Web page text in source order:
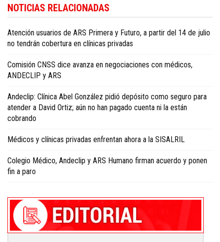
health and living news in English.
NOTICIAS RELACIONADAS
Atención usuarios de ARS Primera y Futuro, a partir del 14 de julio
no tendrán cobertura en clínicas privadas
Comisión CNSS dice avanza en negociaciones con médicos,
ANDECLIP y ARS
Andeclip: Clínica Abel González pidió depósito como seguro para
atender a David Ortiz; aún no han pagado cuenta ni la están
cobrando
Médicos y clínicas privadas enfrentan ahora a la SISALRIL
Colegio Médico, Andeclip y ARS Humano firman acuerdo y ponen
fin a paro